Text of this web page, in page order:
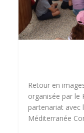
Retour en
organisée par le
partenariat avec
Méditerranée